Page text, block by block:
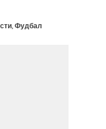
, Фудбал